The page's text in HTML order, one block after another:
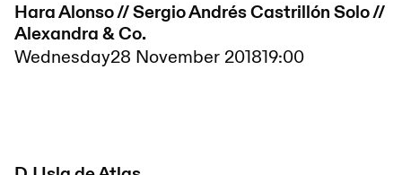
Hara Alonso // Sergio Andrés Castrillón Solo //
Alexandra & Co.
Wednesday28 November 201819:00